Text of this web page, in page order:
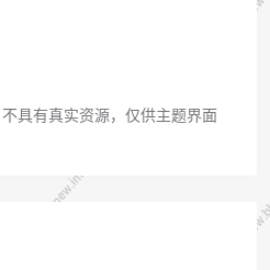
具有真实资源，仅供主题界面